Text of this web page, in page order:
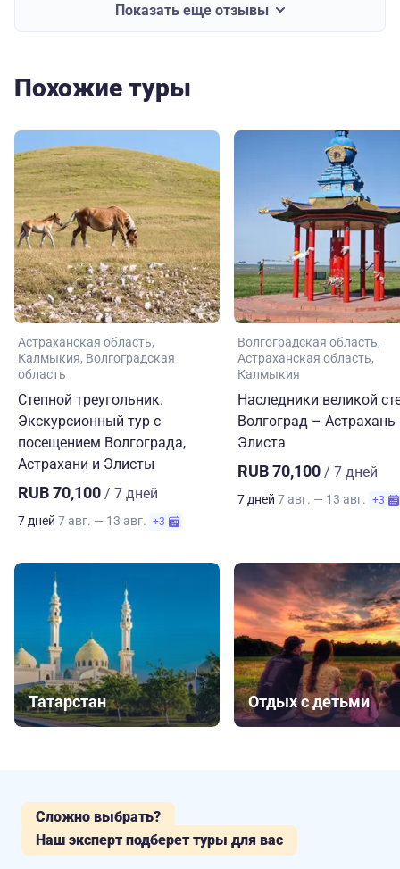
Показать еще отзывы
Похожие туры
Астраханская область
Калмыкия Волгоградская
область
Степной треугольник.
Экскурсионный тур с
посещением Волгограда,
Астрахани и Элисты
RUB 70,100 / 7 дней
7 дней 7 авг. — 13 авг. +3
Волгоградская область
Астраханская область
Калмыкия
Наследники великой
Волгоград – Астрахань
Элиста
RUB 70,100 / 7 дней
7 дней 7 авг. — 13 авг. +3
Татарстан Отдых с детьми
Сложно выбрать?
Наш эксперт подберет туры для вас